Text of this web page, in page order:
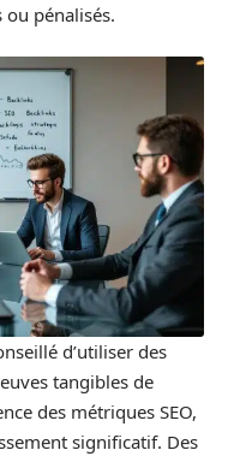
pénalisés.
d’utiliser des
tangibles de
des métriques SEO,
significatif. Des